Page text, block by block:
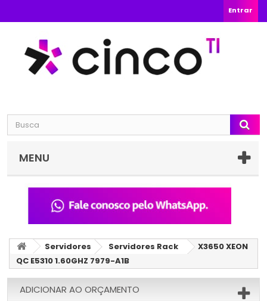
Entrar
MENU
Servidores Servidores Rack
X3650 XEON
QC E5310 1.60GHZ 7979-A1B
ADICIONAR AO ORÇAMENTO